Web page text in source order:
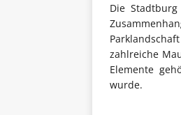
Die
zahlreiche
Elemente
wurde.